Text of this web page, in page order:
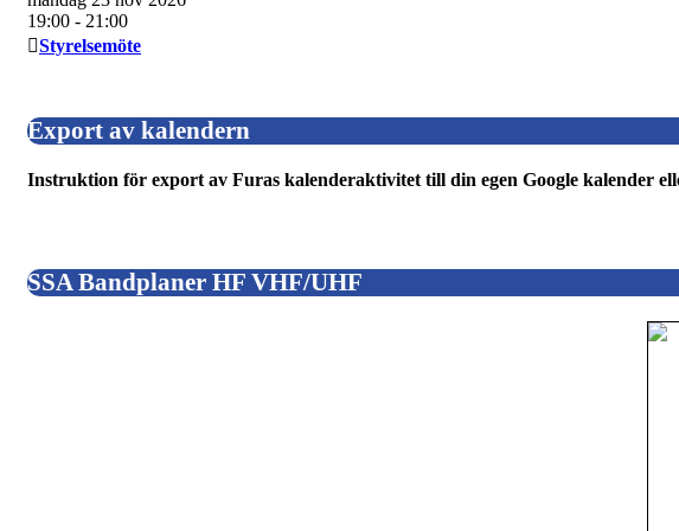
19:00 - 21:00
Styrelsemöte
Export av kalendern
Instruktion för export av Furas kalenderaktivitet till din egen Google kalender
SSA Bandplaner HF VHF/UHF